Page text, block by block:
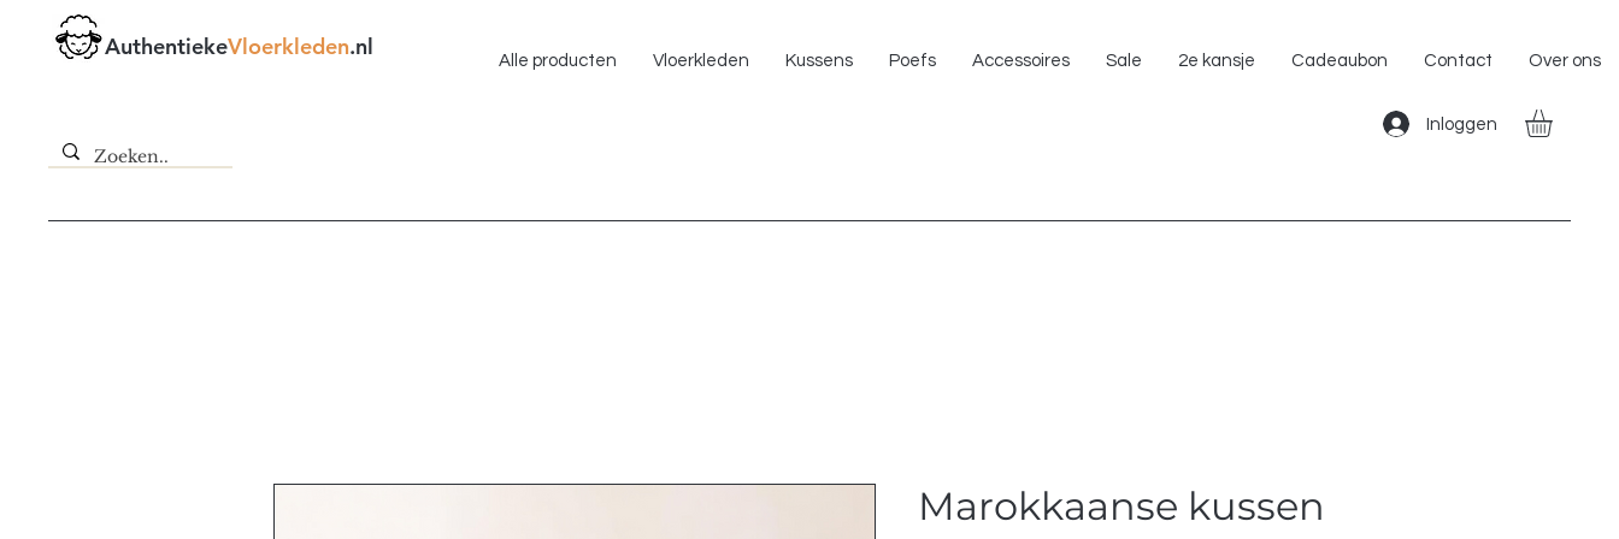
AuthentiekeVloerkleden.nl
Alle producten Vloerkleden Kussens Poefs Accessoires Sale 2e kansje Cadeaubon Contact Over ons
Inloggen
Marokkaanse kussen